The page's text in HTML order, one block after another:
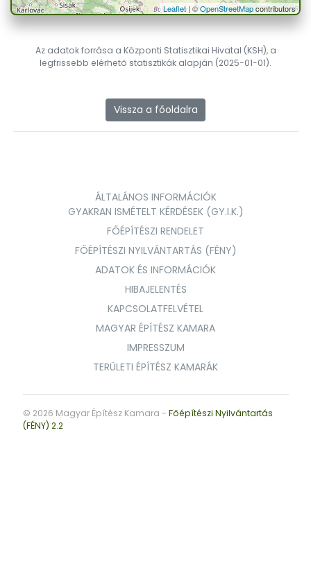
Leaflet| ©OpenStreetMapcontributors
Az adatok forrása a Központi Statisztikai Hivatal (KSH), a
legfrissebb elérhető statisztikák alapján (2025-01-01).
Vissza a főoldalra
ÁLTALÁNOS INFORMÁCIÓK
GYAKRAN ISMÉTELT KÉRDÉSEK (GY.I.K.)
FŐÉPÍTÉSZI RENDELET
FŐÉPÍTÉSZI NYILVÁNTARTÁS (FÉNY)
ADATOK ÉS INFORMÁCIÓK
HIBAJELENTÉS
KAPCSOLATFELVÉTEL
MAGYAR ÉPÍTÉSZ KAMARA
IMPRESSZUM
TERÜLETI ÉPÍTÉSZ KAMARÁK
© 2026 Magyar Építész Kamara - Főépítészi Nyilvántartás
(FÉNY) 2.2